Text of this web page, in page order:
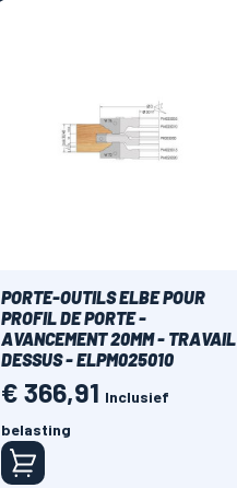
PORTE-OUTILS ELBE POUR
PROFIL DE PORTE -
AVANCEMENT 20MM - TRAVAIL
DESSUS - ELPM025010
Prijs
€ 366,91 Inclusief
belasting